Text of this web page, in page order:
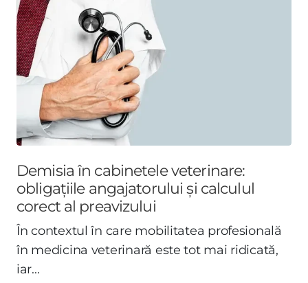
Demisia în cabinetele veterinare:
obligațiile angajatorului și calculul
corect al preavizului
În contextul în care mobilitatea profesională
în medicina veterinară este tot mai ridicată,
iar...